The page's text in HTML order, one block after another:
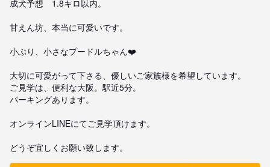
成犬予想　1.8キロ以内。
甘えん坊、本当に可愛いです。
小ぶり、小さなプードルちゃん❤️
大切に可愛がって下さる、優しいご家族様を希望しています。
ご見学は、便利な大阪。駅近5分。
パーキングあります。
オンラインLINEにてご見学頂けます。
どうぞ宜しくお願い致します。